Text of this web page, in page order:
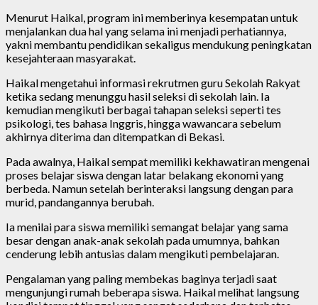
Menurut Haikal, program ini memberinya kesempatan untuk
menjalankan dua hal yang selama ini menjadi perhatiannya,
yakni membantu pendidikan sekaligus mendukung peningkatan
kesejahteraan masyarakat.
Haikal mengetahui informasi rekrutmen guru Sekolah Rakyat
ketika sedang menunggu hasil seleksi di sekolah lain. Ia
kemudian mengikuti berbagai tahapan seleksi seperti tes
psikologi, tes bahasa Inggris, hingga wawancara sebelum
akhirnya diterima dan ditempatkan di Bekasi.
Pada awalnya, Haikal sempat memiliki kekhawatiran mengenai
proses belajar siswa dengan latar belakang ekonomi yang
berbeda. Namun setelah berinteraksi langsung dengan para
murid, pandangannya berubah.
Ia menilai para siswa memiliki semangat belajar yang sama
besar dengan anak-anak sekolah pada umumnya, bahkan
cenderung lebih antusias dalam mengikuti pembelajaran.
Pengalaman yang paling membekas baginya terjadi saat
mengunjungi rumah beberapa siswa. Haikal melihat langsung